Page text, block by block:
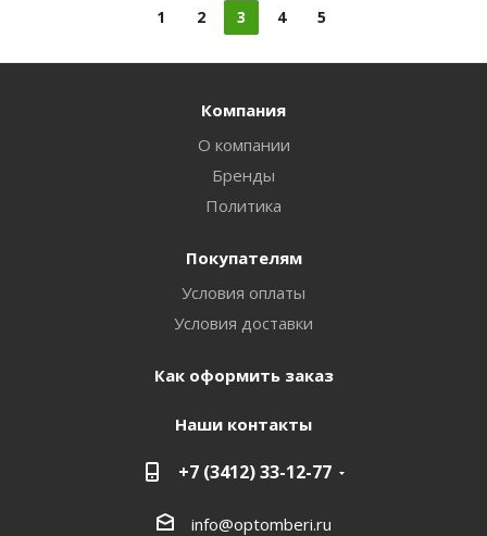
1 2 3 4 5
Компания
О компании
Бренды
Политика
Покупателям
Условия оплаты
Условия доставки
Как оформить заказ
Наши контакты
+7 (3412) 33-12-77
info@optomberi.ru